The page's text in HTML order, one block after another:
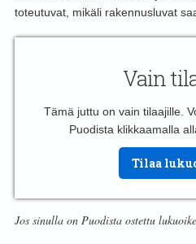
toteutuvat, mikäli rakennusluvat
Vain
Tämä juttu on vain tilaajille.
Puodista klikkaamalla
Tilaa
Jos sinulla on Puodista ostettu